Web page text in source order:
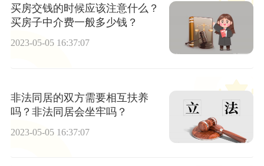
买房交钱的时候应该注意什么？
买房子中介费一般多少钱？
2023-05-05 16:37:07
非法同居的双方需要相互扶养
吗？非法同居会坐牢吗？
2023-05-05 16:37:07